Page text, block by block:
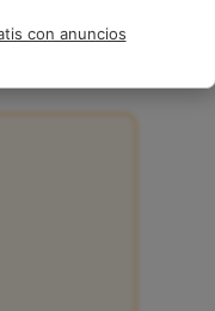
con anuncios